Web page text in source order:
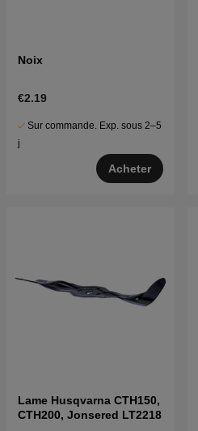
Noix
€2.19
Sur commande. Exp. sous 2–5
j
Acheter
Lame Husqvarna CTH150,
CTH200, Jonsered LT2218